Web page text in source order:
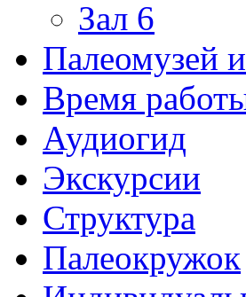
Зал 6
Палеомузей
Время
Аудиогид
Экскурсии
Структура
Палеокружок